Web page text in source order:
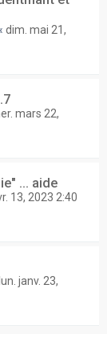
dim. mai 21,
mars 22,
... aide
13, 2023 2:40
lun. janv. 23,